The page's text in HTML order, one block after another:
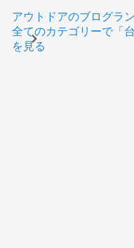
アウトドアのブログラ
全てのカテゴリーで「
を見る